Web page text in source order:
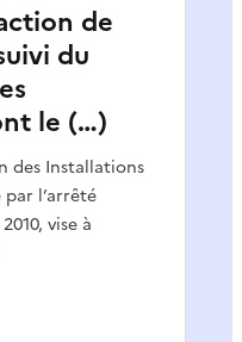
de
du
le (…)
des Installations
par l’arrêté
vise à